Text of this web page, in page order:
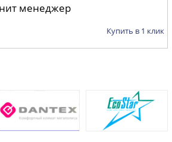
менеджер
Купить в 1 клик